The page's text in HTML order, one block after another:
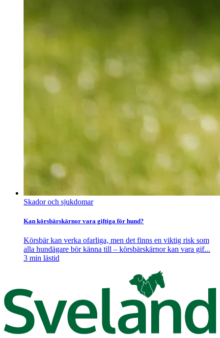
Skador och sjukdomar
Kan körsbärskärnor vara giftiga för hund?
Körsbär kan verka ofarliga, men det finns en viktig risk som
alla hundägare bör känna till – körsbärskärnor kan vara gif...
3 min lästid